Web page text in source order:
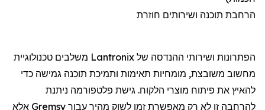
הרחבת תוכנה ושירותים חוזרת
הפתרונות ושירותי ההנדסה של Lantronix משלבים טכנולוגיית
מחשוב משובצת, מומחיות תאימות ותמיכת תוכנה גמישה כדי
להאיץ את פיתוח מוצרי הלקוח. גישת פלטפורמה ניתנת
להרחבה זו לא רק מאפשרת זמן לשוק מהיר עבור Gremsy אלא